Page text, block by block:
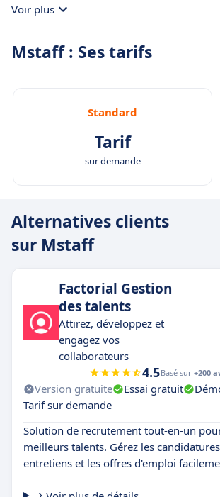
Voir plus
Mstaff : Ses tarifs
Standard
Tarif
sur demande
Alternatives clients
sur Mstaff
Factorial Gestion
des talents
Attirez, développez et
engagez vos
collaborateurs
4.5Basé sur +200
Version gratuite Essai gratuit
Tarif sur demande
Solution de recrutement tout-en-un
meilleurs talents. Gérez les
entretiens et les offres d'emploi